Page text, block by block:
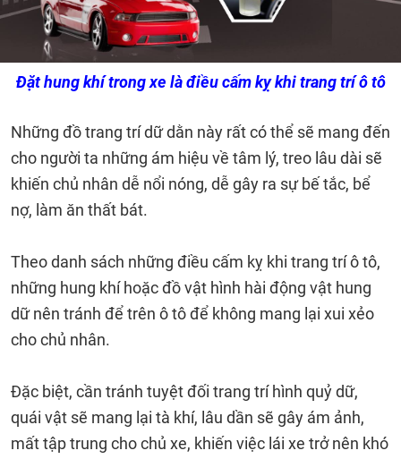
Đặt hung khí trong xe là điều cấm kỵ khi trang trí ô tô
Những đồ trang trí dữ dằn này rất có thể sẽ mang đến
cho người ta những ám hiệu về tâm lý, treo lâu dài sẽ
khiến chủ nhân dễ nổi nóng, dễ gây ra sự bế tắc, bể
nợ, làm ăn thất bát.
Theo danh sách những điều cấm kỵ khi trang trí ô tô,
những hung khí hoặc đồ vật hình hài động vật hung
dữ nên tránh để trên ô tô để không mang lại xui xẻo
cho chủ nhân.
Đặc biệt, cần tránh tuyệt đối trang trí hình quỷ dữ,
quái vật sẽ mang lại tà khí, lâu dần sẽ gây ám ảnh,
mất tập trung cho chủ xe, khiến việc lái xe trở nên khó